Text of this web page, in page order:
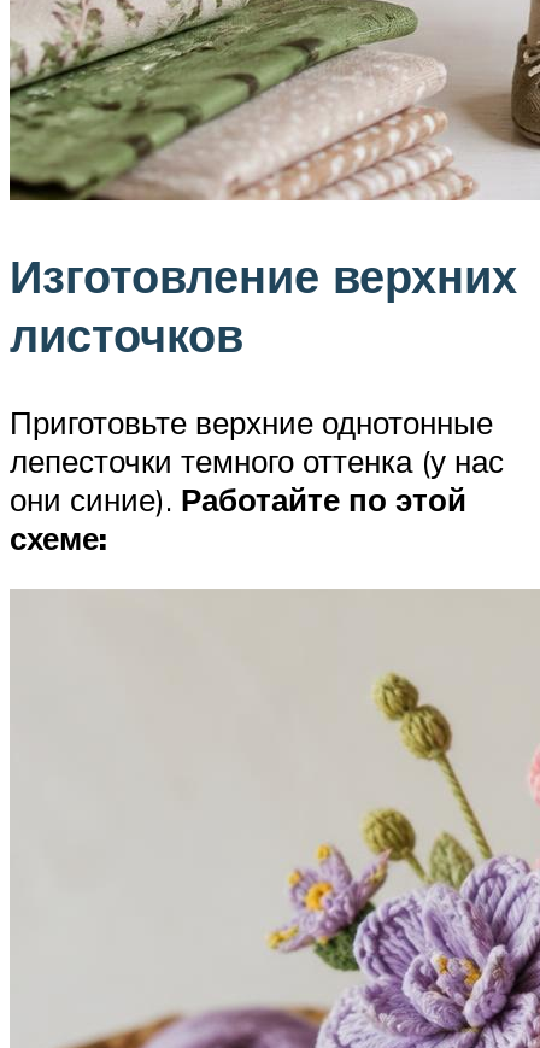
Изготовление верхних
листочков
Приготовьте верхние однотонные
лепесточки темного оттенка (у нас
они синие). Работайте по этой
схеме: